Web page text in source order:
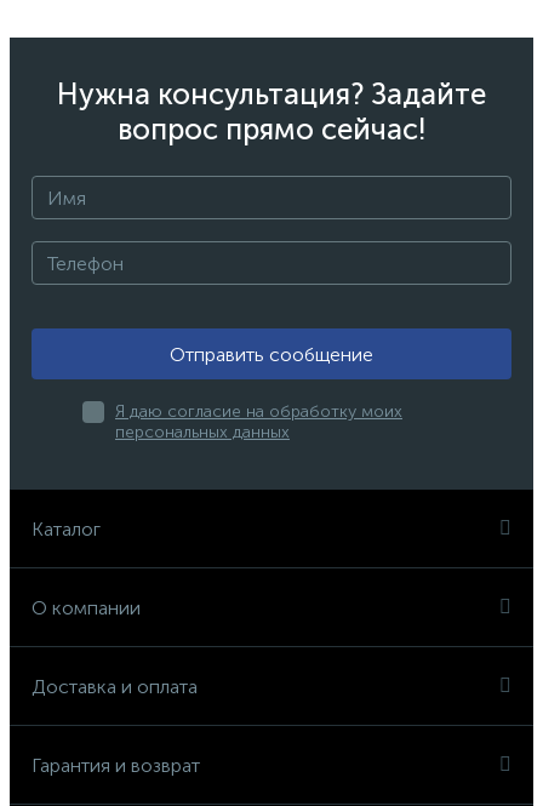
Нужна консультация? Задайте
вопрос прямо сейчас!
Отправить сообщение
Я даю согласие на обработку моих
персональных данных
Каталог
О компании
Доставка и оплата
Гарантия и возврат